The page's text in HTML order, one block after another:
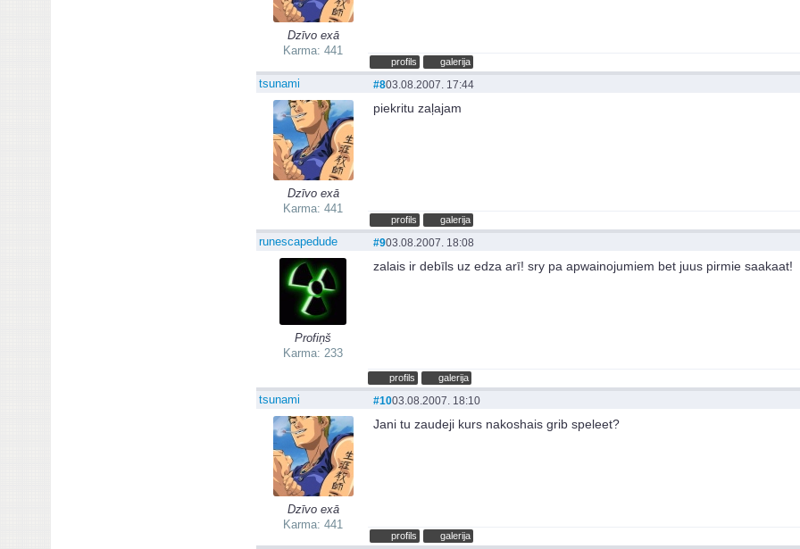
Dzīvo exā
Karma: 441
profils galerija
tsunami
Dzīvo exā
Karma: 441
#803.08.2007. 17:44
piekritu zaļajam
profils galerija
runescapedude
Profiņš
Karma: 233
#903.08.2007. 18:08
zalais ir debīls uz edza arī! sry pa apwainojumiem bet juus pirmie saakaat!
profils galerija
tsunami
Dzīvo exā
Karma: 441
#1003.08.2007. 18:10
Jani tu zaudeji kurs nakoshais grib speleet?
profils galerija